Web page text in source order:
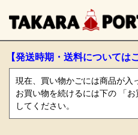
【発送時期・送料については
現在、買い物かごには商品が入
お買い物を続けるには下の 「
してください。